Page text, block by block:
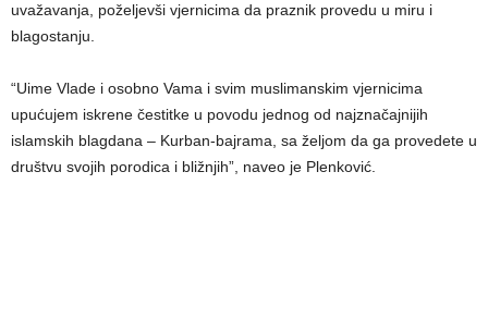
uvažavanja, poželjevši vjernicima da praznik provedu u miru i
blagostanju.
“Uime Vlade i osobno Vama i svim muslimanskim vjernicima
upućujem iskrene čestitke u povodu jednog od najznačajnijih
islamskih blagdana – Kurban-bajrama, sa željom da ga provedete u
društvu svojih porodica i bližnjih”, naveo je Plenković.